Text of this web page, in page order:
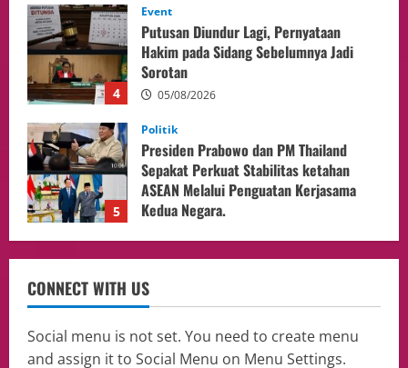
5
Politik
Presiden Prabowo dan PM Thailand
Sepakat Perkuat Stabilitas ketahan
ASEAN Melalui Penguatan Kerjasama
Kedua Negara.
1
Culture
Pengadilan Agama Jakarta Pusat
Selesaikan 25 Perkara Isbat Nikah bagi
WNI di Johor Bahru
06/08/2026
2
Adakan Pertemuan Dengan Delegasi 6
lembaga investor, Berorientasi Untuk
Meningkatkan SDM
05/08/2026
CONNECT WITH US
Social menu is not set. You need to create menu
and assign it to Social Menu on Menu Settings.